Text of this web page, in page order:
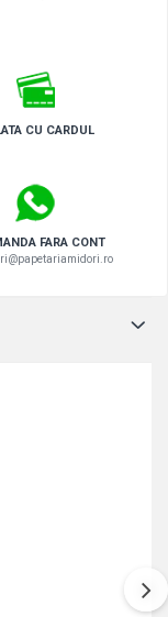
CU CARDUL
FARA CONT